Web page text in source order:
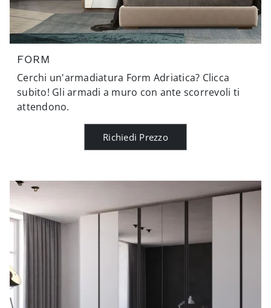
FORM
Cerchi un'armadiatura Form Adriatica? Clicca
subito! Gli armadi a muro con ante scorrevoli ti
attendono.
Richiedi Prezzo